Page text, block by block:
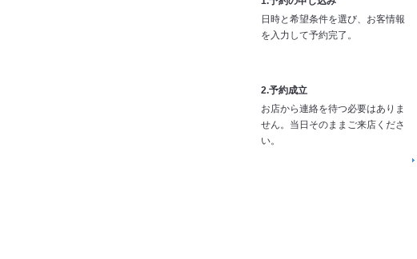
日時と希望条件を選び、お客情報
を入力して予約完了。
2.予約成立
お店から連絡を待つ必要はありま
せん。当日そのままご来店くださ
い。